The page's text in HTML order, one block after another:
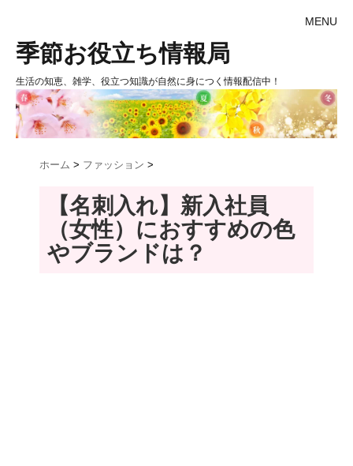
MENU
季節お役立ち情報局
生活の知恵、雑学、役立つ知識が自然に身につく情報配信中！
ホーム > ファッション >
【名刺入れ】新入社員
（女性）におすすめの色
やブランドは？